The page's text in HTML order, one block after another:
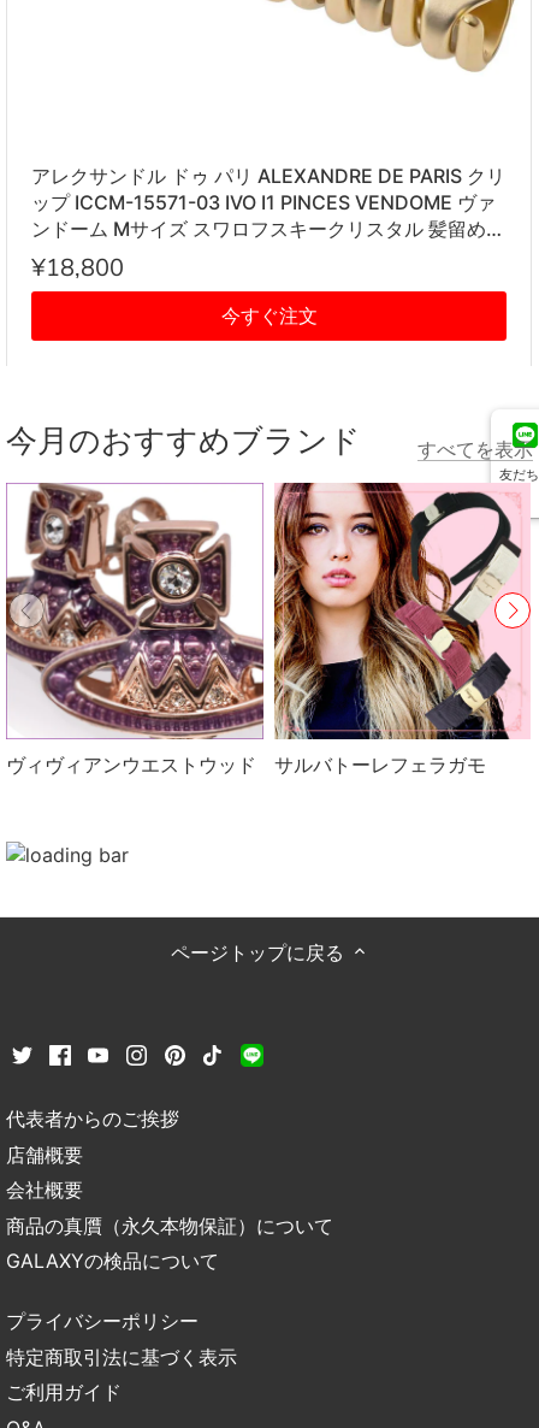
友だち
追加
アレクサンドル ドゥ パリ ALEXANDRE DE PARIS クリ
ップ ICCM-15571-03 IVO I1 PINCES VENDOME ヴァ
ンドーム Mサイズ スワロフスキークリスタル 髪留め
レディース アイボリー系
¥18,800
今すぐ注文
今月のおすすめブランド すべてを表示
ヴィヴィアンウエストウッド サルバトーレフェラガモ
ページトップに戻る
代表者からのご挨拶
店舗概要
会社概要
商品の真贋（永久本物保証）について
GALAXYの検品について
プライバシーポリシー
特定商取引法に基づく表示
ご利用ガイド